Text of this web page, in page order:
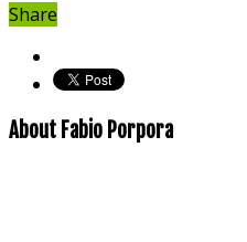
Share
About Fabio Porpora